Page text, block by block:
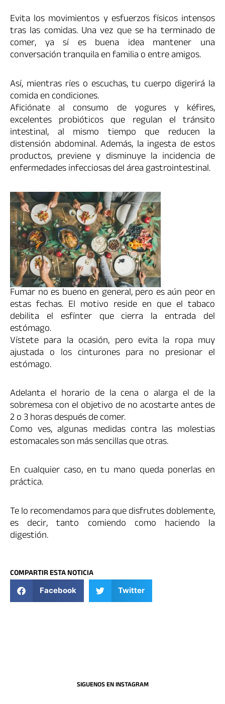
Evita los movimientos y esfuerzos físicos intensos
tras las comidas. Una vez que se ha terminado de
comer, ya sí es buena idea mantener una
conversación tranquila en familia o entre amigos.
Así, mientras ríes o escuchas, tu cuerpo digerirá la
comida en condiciones.
Aficiónate al consumo de yogures y kéfires,
excelentes probióticos que regulan el tránsito
intestinal, al mismo tiempo que reducen la
distensión abdominal. Además, la ingesta de estos
productos, previene y disminuye la incidencia de
enfermedades infecciosas del área gastrointestinal.
Fumar no es bueno en general, pero es aún peor en
estas fechas. El motivo reside en que el tabaco
debilita el esfínter que cierra la entrada del
estómago.
Vístete para la ocasión, pero evita la ropa muy
ajustada o los cinturones para no presionar el
estómago.
Adelanta el horario de la cena o alarga el de la
sobremesa con el objetivo de no acostarte antes de
2 o 3 horas después de comer.
Como ves, algunas medidas contra las molestias
estomacales son más sencillas que otras.
En cualquier caso, en tu mano queda ponerlas en
práctica.
Te lo recomendamos para que disfrutes doblemente,
es decir, tanto comiendo como haciendo la
digestión.
COMPARTIR ESTA NOTICIA
Facebook Twitter
SIGUENOS EN INSTAGRAM